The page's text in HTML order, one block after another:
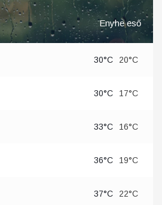
Enyhe eső
30°C 20°C
30°C 17°C
33°C 16°C
36°C 19°C
37°C 22°C